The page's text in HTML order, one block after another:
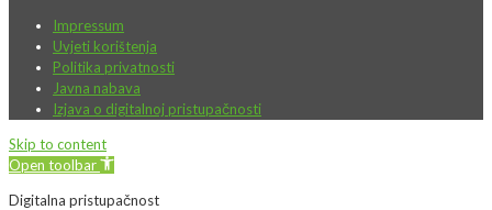
Impressum
Uvjeti korištenja
Politika privatnosti
Javna nabava
Izjava o digitalnoj pristupačnosti
Skip to content
Open toolbar
Digitalna pristupačnost